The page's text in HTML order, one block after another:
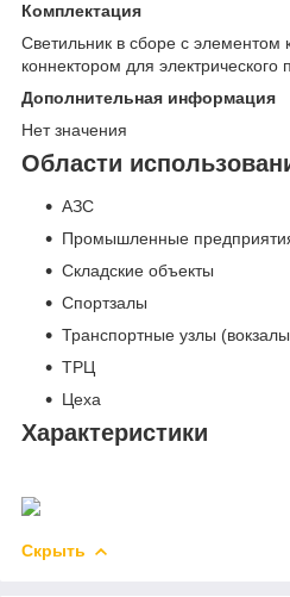
Комплектация
Светильник в сборе c элементом
коннектором для электрического
Дополнительная информация
Нет значения
Области
АЗС
Промышленные
Складские объекты
Спортзалы
Транспортные узлы
ТРЦ
Цеха
Характеристики
Скрыть